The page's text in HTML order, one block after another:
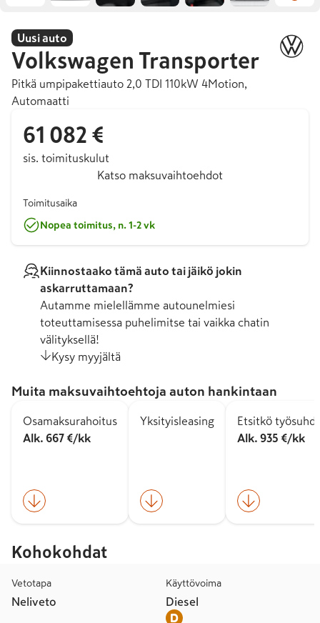
Uusi auto
Volkswagen Transporter
Pitkä umpipakettiauto 2,0 TDI 110kW 4Motion,
Automaatti
61 082 €
sis. toimituskulut
Katso maksuvaihtoehdot
Toimitusaika
Nopea toimitus, n. 1-2 vk
Kiinnostaako tämä auto tai jäikö jokin
askarruttamaan?
Autamme mielellämme autounelmiesi
toteuttamisessa puhelimitse tai vaikka chatin
välityksellä!
Kysy myyjältä
Muita maksuvaihtoehtoja auton hankintaan
Osamaksurahoitus
Alk. 667 €/kk
Yksityisleasing
Etsitkö
Alk. 935 €/kk
Kohokohdat
Vetotapa
Neliveto
Käyttövoima
Diesel